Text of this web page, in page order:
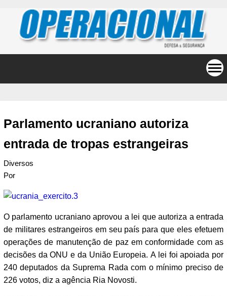
Parlamento ucraniano autoriza
entrada de tropas estrangeiras
Diversos
Por
O parlamento ucraniano aprovou a lei que autoriza a entrada
de militares estrangeiros em seu país para que eles efetuem
operações de manutenção de paz em conformidade com as
decisões da ONU e da União Europeia. A lei foi apoiada por
240 deputados da Suprema Rada com o mínimo preciso de
226 votos, diz a agência Ria Novosti.